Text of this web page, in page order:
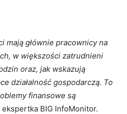
mają głównie pracownicy na
w większości zatrudnieni
oraz, jak wskazują
działalność gospodarczą. To
finansowe są
BIG InfoMonitor.